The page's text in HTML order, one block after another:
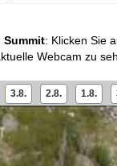
Summit: Klicken Sie
Webcam zu
3.8. 2.8. 1.8.